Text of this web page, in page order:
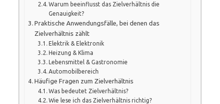
Warum beeinflusst das Zielverhältnis die
Genauigkeit?
Praktische Anwendungsfälle, bei denen das
Zielverhältnis zählt
Elektrik & Elektronik
Heizung & Klima
Lebensmittel & Gastronomie
Automobilbereich
Häufige Fragen zum Zielverhältnis
Was bedeutet Zielverhältnis?
Wie lese ich das Zielverhältnis richtig?